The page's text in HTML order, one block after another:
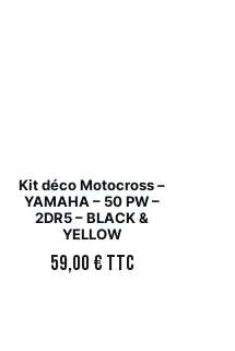
Kit déco Motocross –
YAMAHA – 50 PW –
2DR5 – BLACK &
YELLOW
59,00€ TTC